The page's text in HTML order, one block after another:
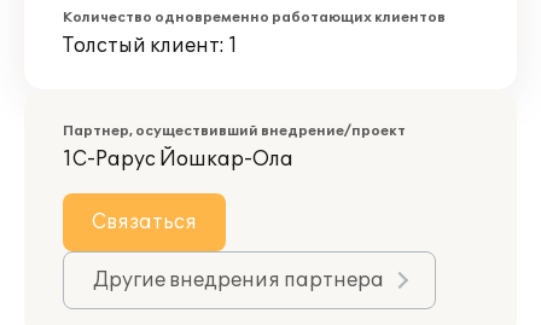
Количество одновременно работающих клиентов
Толстый клиент: 1
Партнер, осуществивший внедрение/проект
1С-Рарус Йошкар-Ола
Связаться
Другие внедрения партнера